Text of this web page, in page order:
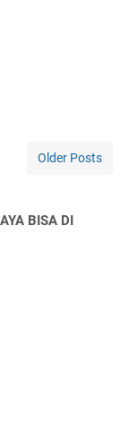
Older Posts
BISA DI